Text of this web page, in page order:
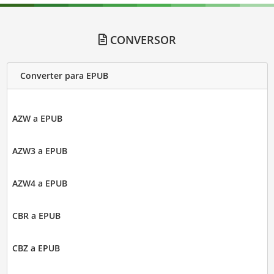
CONVERSOR
Converter para EPUB
AZW a EPUB
AZW3 a EPUB
AZW4 a EPUB
CBR a EPUB
CBZ a EPUB